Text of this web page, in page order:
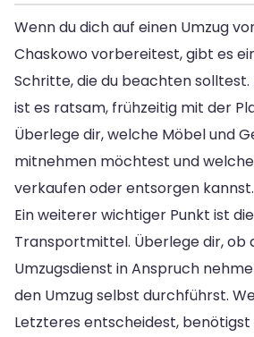
Wenn du dich auf einen Umzug
Chaskowo vorbereitest, gibt es
Schritte, die du beachten
ist es ratsam, frühzeitig mit der
Überlege dir, welche Möbel und
mitnehmen möchtest und
verkaufen oder entsorgen kannst.
Ein weiterer wichtiger Punkt ist
Transportmittel. Überlege dir, ob
Umzugsdienst in Anspruch
den Umzug selbst durchführst.
Letzteres entscheidest,